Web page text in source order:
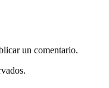
un comentario.